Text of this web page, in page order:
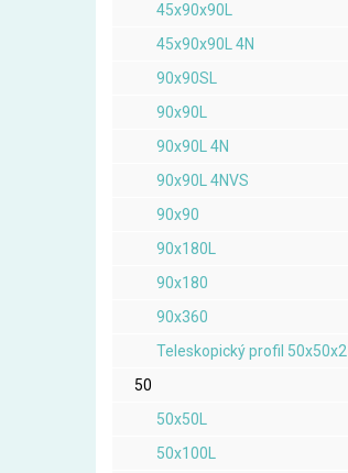
45x90x90L
45x90x90L 4N
90x90SL
90x90L
90x90L 4N
90x90L 4NVS
90x90
90x180L
90x180
90x360
Teleskopický profil 50x50x2
50
50x50L
50x100L